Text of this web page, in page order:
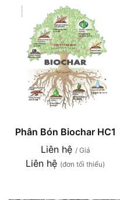
Phân Bón Biochar HC1
Liên hệ / Giá
Liên hệ (đơn tối thiểu)